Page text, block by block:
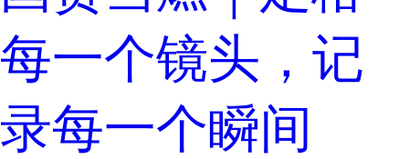
每一个镜头，记
录每一个瞬间